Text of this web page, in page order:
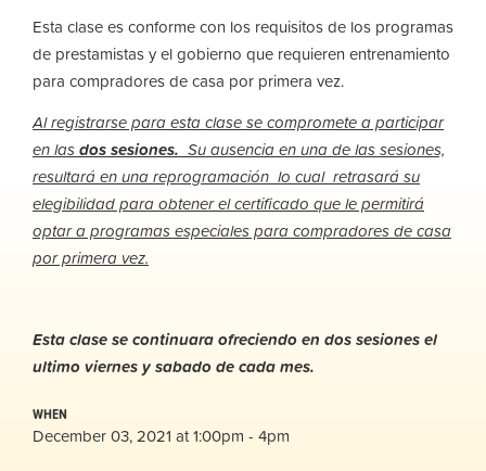
Esta clase es conforme con los requisitos de los programas
de prestamistas y el gobierno que requieren entrenamiento
para compradores de casa por primera vez.
Al registrarse para esta clase se compromete a participar
en lasdos sesiones. Su ausencia en una de las sesiones,
resultará en una reprogramación lo cual retrasará su
elegibilidad para obtener el certificado que le permitirá
optar a programas especiales para compradores de casa
por primera vez.
Esta clase se continuara ofreciendo en dos sesiones el
ultimo viernes y sabado de cada mes.
WHEN
December 03, 2021 at 1:00pm - 4pm